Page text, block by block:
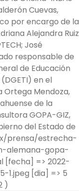
Cuevas,
por encargo de la
Alejandra Ruiz
José
responsable de
de Educación
en el
Ortega Mendoza,
de la
GOPA-GIZ,
del Estado de
prensa/estrecha-
alemana-gopa-
=> 2022-
1.jpeg [dia] => 5
)